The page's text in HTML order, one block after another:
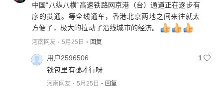
中国“八纵八横”高速铁路网京港（台）通道正在逐步有
序的贯通。等全线通车，香港北京两地之间来往就太
方便了，极大的拉动了沿线城市的经济。
河南网友 5月25日 回复
用户2596506
1
钱包里有💰才行呀
河南网友 5月25日 回复